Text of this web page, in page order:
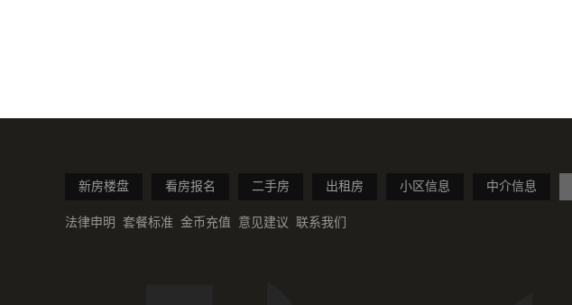
新房楼盘 看房报名 二手房 出租房 小区信息 中介信息
法律申明 套餐标准 金币充值 意见建议 联系我们